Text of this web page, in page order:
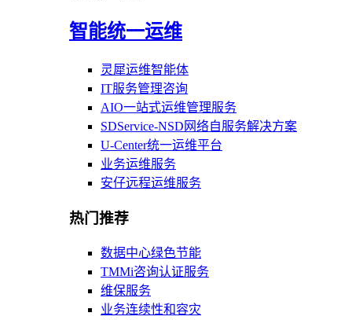
智能统一运维
灵犀运维智能体
IT服务管理咨询
AIO一站式运维管理服务
SDService-NSD网络自服务解决方案
U-Center统一运维平台
业务运维服务
安仔远程运维服务
热门推荐
数据中心绿色节能
TMMi咨询认证服务
维保服务
业务连续性和容灾